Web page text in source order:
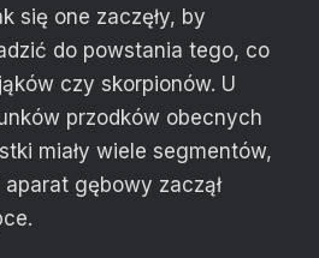
się one zaczęły, by
do powstania tego, co
czy skorpionów. U
przodków obecnych
miały wiele segmentów,
gębowy zaczął